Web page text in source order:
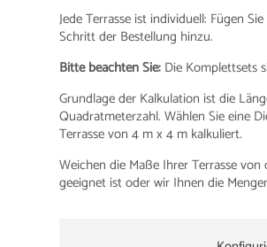
Jede Terrasse ist individuell: Fügen
Schritt der Bestellung hinzu.
Bitte beachten Sie: Die Komplettsets
Grundlage der Kalkulation ist die
Quadratmeterzahl. Wählen Sie eine
Terrasse von 4 m x 4 m kalkuliert.
Weichen die Maße Ihrer Terrasse
geeignet ist oder wir Ihnen die